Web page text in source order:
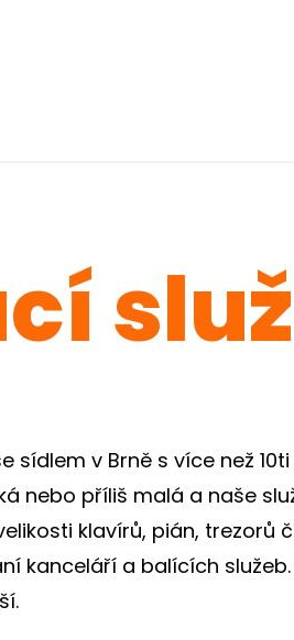
v Brně s více než
nebo příliš malá a naše
klavírů, pián,
kanceláří a balících